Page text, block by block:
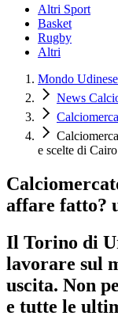
Altri Sport
Basket
Rugby
Altri
Mondo Udinese
News
e scelte di Cairo
affare fatto?
Il Torino di
lavorare sul
uscita. Non
e tutte le